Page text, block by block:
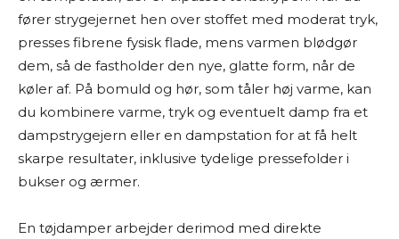
fører strygejernet hen over stoffet med moderat tryk,
presses fibrene fysisk flade, mens varmen blødgør
dem, så de fastholder den nye, glatte form, når de
køler af. På bomuld og hør, som tåler høj varme, kan
du kombinere varme, tryk og eventuelt damp fra et
dampstrygejern eller en dampstation for at få helt
skarpe resultater, inklusive tydelige pressefolder i
bukser og ærmer.
En tøjdamper arbejder derimod med direkte